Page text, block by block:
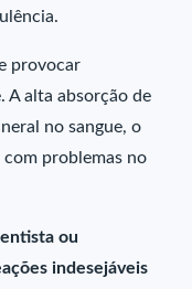
provocar
A alta absorção de
no sangue, o
com problemas no
ou
indesejáveis